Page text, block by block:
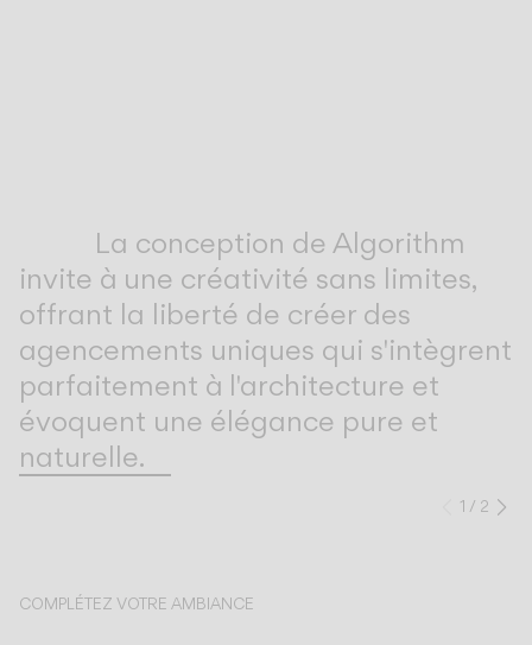
Inspirational BookLa conception de Algorithm
invite à une créativité sans limites,
offrant la liberté de créer des
agencements uniques qui s'intègrent
parfaitement à l'architecture et
évoquent une élégance pure et
naturelle.
1 / 2
COMPLÉTEZ VOTRE AMBIANCE